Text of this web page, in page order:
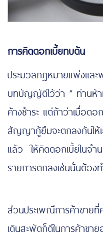
การคิดดอกเบี้ยทบต้น
ประมวลกฎหมายแพ่งแล
บทบัญญัติไว้ว่า ” ท่านห้า
ค้างชำระ แต่ถ้าว่าเมื่อดอ
สัญญากู้ยืมจะตกลงกันให้
แล้ว ให้คิดดอกเบี้ยในจำ
รายการตกลงเช่นนั้นต้อ
ส่วนประเพณีการค้าขาย
เดินสะพัดก็ดีในการค้าข